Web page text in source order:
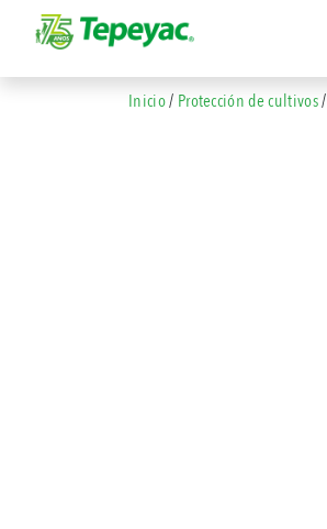
Inicio/ Protección de cultivos/